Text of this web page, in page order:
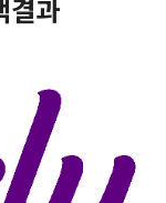
결과